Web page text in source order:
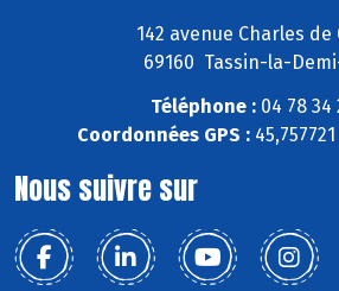
142 avenue Charles de
69160 Tassin-la-
Téléphone : 04 78 34
Coordonnées GPS :
Nous suivre sur